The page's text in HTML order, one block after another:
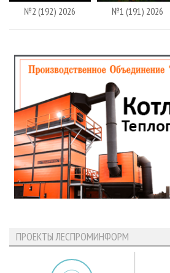
№2 (192) 2026 №1 (191) 2026
ПРОЕКТЫ ЛЕСПРОМИНФОРМ